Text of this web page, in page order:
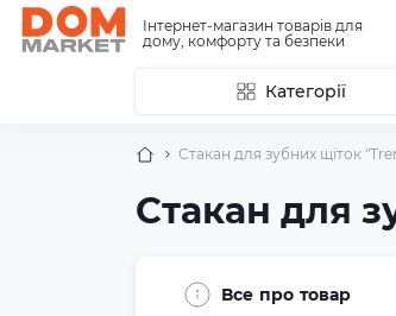
Інтернет-магазин товарів для
дому, комфорту та безпеки
Категорії
Стакан для зубних щіток
Стакан для
Все про товар